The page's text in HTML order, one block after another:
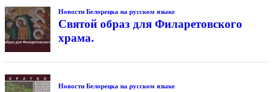
Новости Белорецка на русском языке
Святой образ для Филаретовского
храма.
Новости Белорецка на русском языке